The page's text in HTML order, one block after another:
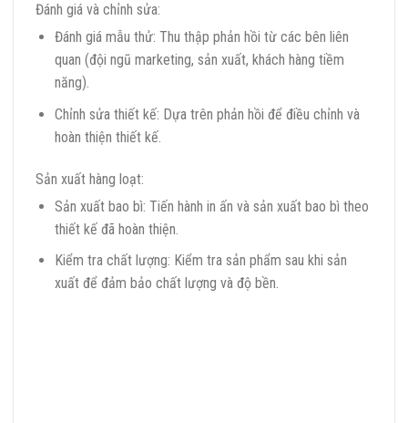
Đánh giá và chỉnh sửa:
Đánh giá mẫu thử: Thu thập phản hồi từ các bên liên
quan (đội ngũ marketing, sản xuất, khách hàng tiềm
năng).
Chỉnh sửa thiết kế: Dựa trên phản hồi để điều chỉnh và
hoàn thiện thiết kế.
Sản xuất hàng loạt:
Sản xuất bao bì: Tiến hành in ấn và sản xuất bao bì theo
thiết kế đã hoàn thiện.
Kiểm tra chất lượng: Kiểm tra sản phẩm sau khi sản
xuất để đảm bảo chất lượng và độ bền.